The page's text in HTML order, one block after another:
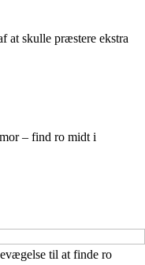
at skulle præstere ekstra
– find ro midt i
til at finde ro